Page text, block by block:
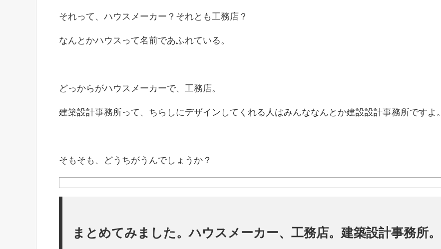
それって、ハウスメーカー？それとも工務店？
なんとかハウスって名前であふれている。
どっからがハウスメーカーで、工務店。
建築設計事務所って、ちらしにデザインしてくれる人はみんななんとか建設設計事務所ですよ。
そもそも、どうちがうんでしょうか？
まとめてみました。ハウスメーカー、工務店。建築設計事務所。